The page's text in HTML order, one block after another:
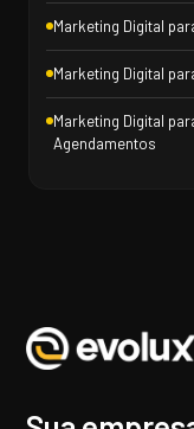
Marketing Digital
Marketing Digital
Marketing Digital
Agendamentos